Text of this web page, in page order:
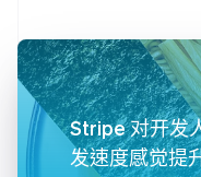
Stripe 对开发
发速度感觉提